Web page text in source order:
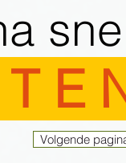
E
Volgende